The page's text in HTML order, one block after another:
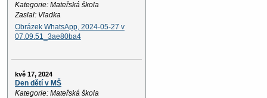
Kategorie: Mateřská škola
Zaslal: Vladka
Obrázek WhatsApp, 2024-05-27 v
07.09.51_3ae80ba4
kvě 17, 2024
Den dětí v MŠ
Kategorie: Mateřská škola